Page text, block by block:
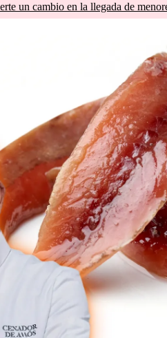
un cambio en la llegada de